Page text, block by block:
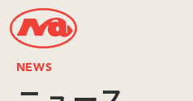
NEWS